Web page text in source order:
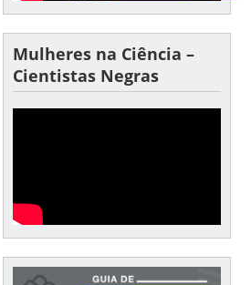
Mulheres na Ciência –
Cientistas Negras